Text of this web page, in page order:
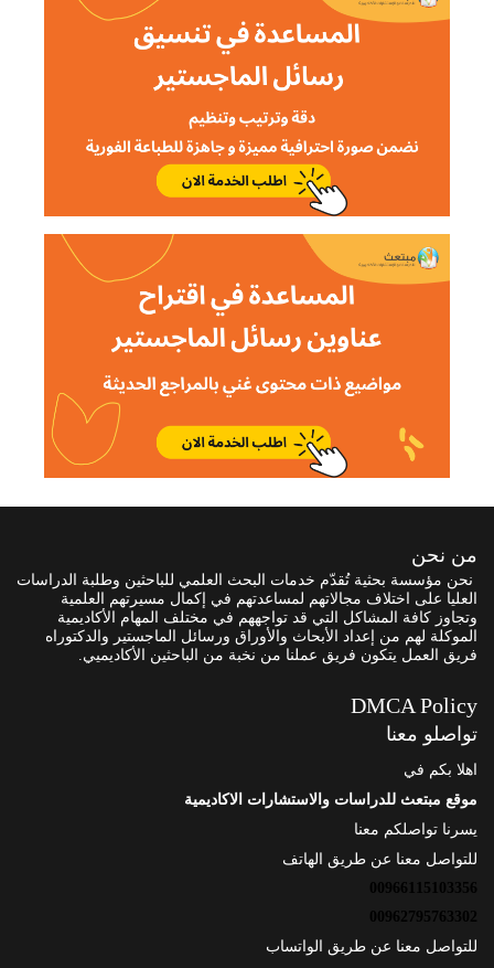
من نحن
نحن مؤسسة بحثية تُقدّم خدمات البحث العلمي للباحثين وطلبة الدراسات
العليا على اختلاف مجالاتهم لمساعدتهم في إكمال مسيرتهم العلمية
وتجاوز كافة المشاكل التي قد تواجههم في مختلف المهام الأكاديمية
الموكلة لهم من إعداد الأبحاث والأوراق ورسائل الماجستير والدكتوراه
فريق العمل يتكون فريق عملنا من نخبة من الباحثين الأكاديميي.
DMCA Policy
تواصلو معنا
اهلا بكم في
موقع مبتعث للدراسات والاستشارات الاكاديمية
يسرنا تواصلكم معنا
للتواصل معنا عن طريق الهاتف
00966115103356
00962795763302
للتواصل معنا عن طريق الواتساب